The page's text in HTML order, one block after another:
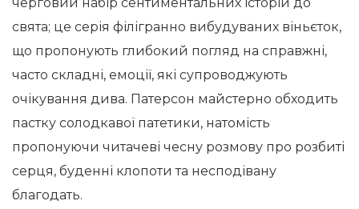
свята; це серія філігранно вибудуваних віньєток,
що пропонують глибокий погляд на справжні,
часто складні, емоції, які супроводжують
очікування дива. Патерсон майстерно обходить
пастку солодкавої патетики, натомість
пропонуючи читачеві чесну розмову про розбиті
серця, буденні клопоти та несподівану
благодать.